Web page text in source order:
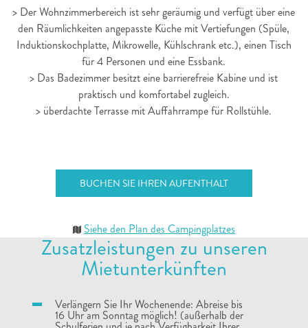
> Der Wohnzimmerbereich ist sehr geräumig und verfügt über eine
den Räumlichkeiten angepasste Küche mit Vertiefungen (Spüle,
Induktionskochplatte, Mikrowelle, Kühlschrank etc.), einen Tisch
für 4 Personen und eine Essbank.
> Das Badezimmer besitzt eine barrierefreie Kabine und ist
praktisch und komfortabel zugleich.
> überdachte Terrasse mit Auffahrrampe für Rollstühle.
BUCHEN SIE IHREN AUFENTHALT
Siehe den Plan des Campingplatzes
Zusatzleistungen zu unseren
Mietunterkünften
Verlängern Sie Ihr Wochenende: Abreise bis
16 Uhr am Sonntag möglich! (außerhalb der